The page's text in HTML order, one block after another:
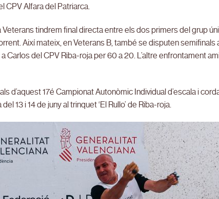
CPV Alfara del Patriarca.
Veterans tindrem final directa entre els dos primers del grup
Així mateix, en Veterans B, també se disputen semifinals
Carlos del CPV Riba-roja per 60 a 20. L’altre enfrontament
d’aquest 17é Campionat Autonòmic Individual d’escala i
13 i 14 de juny al trinquet ‘El Rullo’ de Riba-roja.